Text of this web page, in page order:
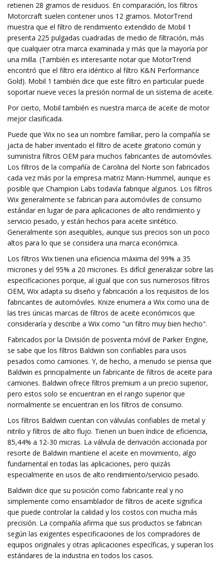
retienen 28 gramos de residuos. En comparación, los filtros
Motorcraft suelen contener unos 12 gramos. MotorTrend
muestra que el filtro de rendimiento extendido de Mobil 1
presenta 225 pulgadas cuadradas de medio de filtración, más
que cualquier otra marca examinada y más que la mayoría por
una milla. (También es interesante notar que MotorTrend
encontró que el filtro era idéntico al filtro K&N Performance
Gold). Mobil 1 también dice que este filtro en particular puede
soportar nueve veces la presión normal de un sistema de aceite.
Por cierto, Mobil también es nuestra marca de aceite de motor
mejor clasificada.
Puede que Wix no sea un nombre familiar, pero la compañía se
jacta de haber inventado el filtro de aceite giratorio común y
suministra filtros OEM para muchos fabricantes de automóviles.
Los filtros de la compañía de Carolina del Norte son fabricados
cada vez más por la empresa matriz Mann-Hummel, aunque es
posible que Champion Labs todavía fabrique algunos. Los filtros
Wix generalmente se fabrican para automóviles de consumo
estándar en lugar de para aplicaciones de alto rendimiento y
servicio pesado, y están hechos para aceite sintético.
Generalmente son asequibles, aunque sus precios son un poco
altos para lo que se considera una marca económica.
Los filtros Wix tienen una eficiencia máxima del 99% a 35
micrones y del 95% a 20 micrones. Es difícil generalizar sobre las
especificaciones porque, al igual que con sus numerosos filtros
OEM, Wix adapta su diseño y fabricación a los requisitos de los
fabricantes de automóviles. Knize enumera a Wix como una de
las tres únicas marcas de filtros de aceite económicos que
consideraría y describe a Wix como "un filtro muy bien hecho".
Fabricados por la División de posventa móvil de Parker Engine,
se sabe que los filtros Baldwin son confiables para usos
pesados ​​como camiones. Y, de hecho, a menudo se piensa que
Baldwin es principalmente un fabricante de filtros de aceite para
camiones. Baldwin ofrece filtros premium a un precio superior,
pero estos solo se encuentran en el rango superior que
normalmente se encuentran en los filtros de consumo.
Los filtros Baldwin cuentan con válvulas confiables de metal y
nitrilo y filtros de alto flujo. Tienen un buen índice de eficiencia,
85,44% a 12-30 micras. La válvula de derivación accionada por
resorte de Baldwin mantiene el aceite en movimiento, algo
fundamental en todas las aplicaciones, pero quizás
especialmente en usos de alto rendimiento/servicio pesado.
Baldwin dice que su posición como fabricante real y no
simplemente como ensamblador de filtros de aceite significa
que puede controlar la calidad y los costos con mucha más
precisión. La compañía afirma que sus productos se fabrican
según las exigentes especificaciones de los compradores de
equipos originales y otras aplicaciones específicas, y superan los
estándares de la industria en todos los casos.